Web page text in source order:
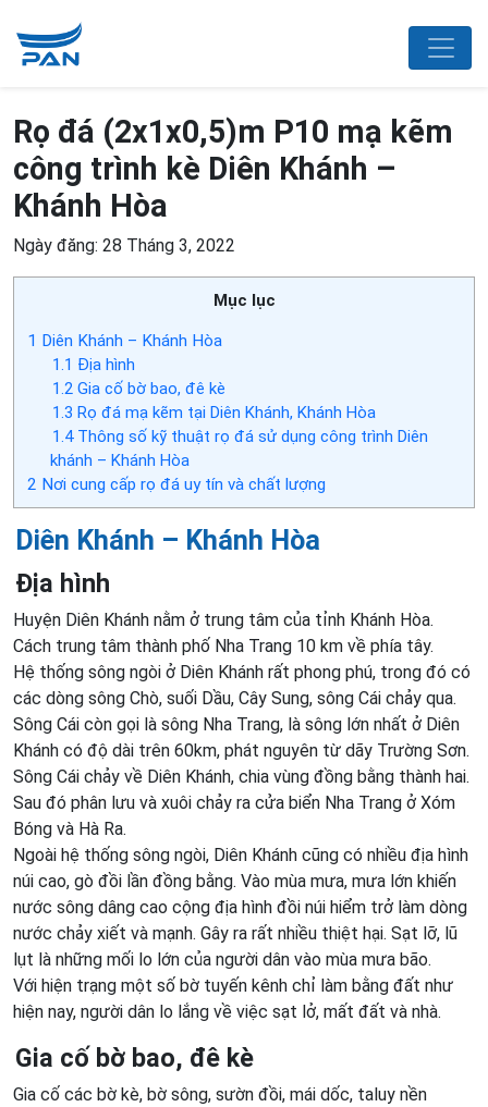
Rọ đá (2x1x0,5)m P10 mạ kẽm
công trình kè Diên Khánh –
Khánh Hòa
Ngày đăng: 28 Tháng 3, 2022
Mục lục
1 Diên Khánh – Khánh Hòa
1.1 Địa hình
1.2Gia cố bờ bao, đê kè
1.3 Rọ đá mạ kẽm tại Diên Khánh, Khánh Hòa
1.4Thông số kỹ thuật rọ đá sử dụng công trình Diên
khánh – Khánh Hòa
2 Nơi cung cấp rọ đá uy tín và chất lượng
Diên Khánh – Khánh Hòa
Địa hình
Huyện Diên Khánh nằm ở trung tâm của tỉnh Khánh Hòa.
Cách trung tâm thành phố Nha Trang 10 km về phía tây.
Hệ thống sông ngòi ở Diên Khánh rất phong phú, trong đó có
các dòng sông Chò, suối Dầu, Cây Sung, sông Cái chảy qua.
Sông Cái còn gọi là sông Nha Trang, là sông lớn nhất ở Diên
Khánh có độ dài trên 60km, phát nguyên từ dãy Trường Sơn.
Sông Cái chảy về Diên Khánh, chia vùng đồng bằng thành hai.
Sau đó phân lưu và xuôi chảy ra cửa biển Nha Trang ở Xóm
Bóng và Hà Ra.
Ngoài hệ thống sông ngòi, Diên Khánh cũng có nhiều địa hình
núi cao, gò đồi lần đồng bằng. Vào mùa mưa, mưa lớn khiến
nước sông dâng cao cộng địa hình đồi núi hiểm trở làm dòng
nước chảy xiết và mạnh. Gây ra rất nhiều thiệt hại. Sạt lỡ, lũ
lụt là những mối lo lớn của người dân vào mùa mưa bão.
Với hiện trạng một số bờ tuyến kênh chỉ làm bằng đất như
hiện nay, người dân lo lắng về việc sạt lở, mất đất và nhà.
Gia cố bờ bao, đê kè
Gia cố các bờ kè, bờ sông, sườn đồi, mái dốc, taluy nền